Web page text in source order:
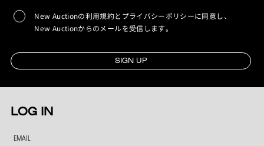
New Auctionの利用規約とプライバシーポリシーに同意し、
New Auctionからのメールを受信します。
SIGN UP
LOG IN
EMAIL